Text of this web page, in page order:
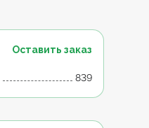
Оставить заказ
839